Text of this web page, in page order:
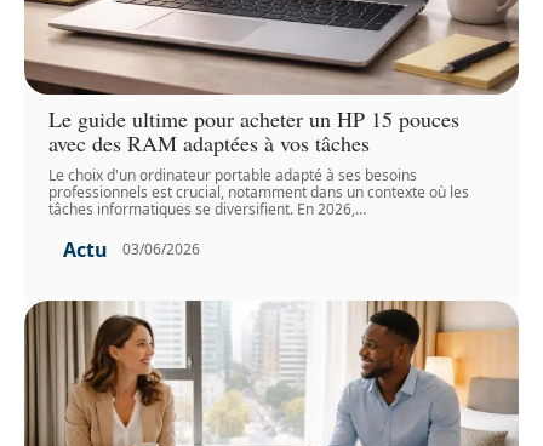
Le guide ultime pour acheter un HP 15 pouces
avec des RAM adaptées à vos tâches
Le choix d'un ordinateur portable adapté à ses besoins
professionnels est crucial, notamment dans un contexte où les
tâches informatiques se diversifient. En 2026,…
Actu 03/06/2026